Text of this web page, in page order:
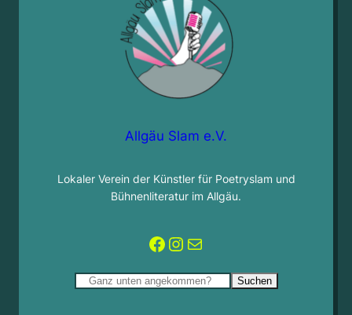
Allgäu Slam e.V.
Lokaler Verein der Künstler für Poetryslam und
Bühnenliteratur im Allgäu.
Facebook
Instagram
Mail
Suchen Suchen